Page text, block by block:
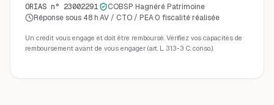
ORIAS n° 23002291· COBSP Hagnéré Patrimoine·
Réponse sous 48 h·AV / CTO / PEA·0 fiscalité réalisée
Un crédit vous engage et doit être remboursé. Vérifiez vos capacités de
remboursement avant de vous engager (art. L. 313-3 C. conso.).